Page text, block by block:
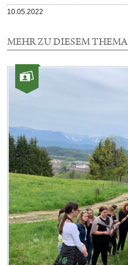
Veröffentlicht
10.05.2022
MEHR ZU DIESEM THEMA
Element
dieser
Kategorie:
Fotos